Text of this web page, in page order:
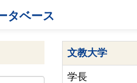
タベース
文教大学
学長